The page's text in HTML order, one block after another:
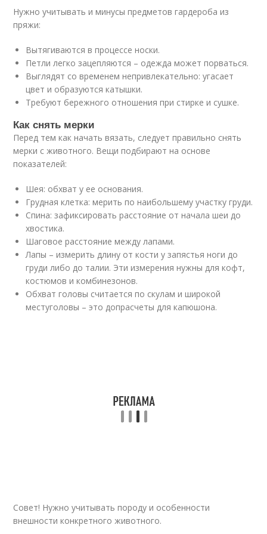
Нужно учитывать и минусы предметов гардероба из
пряжи:
Вытягиваются в процессе носки.
Петли легко зацепляются – одежда может порваться.
Выглядят со временем непривлекательно: угасает
цвет и образуются катышки.
Требуют бережного отношения при стирке и сушке.
Как снять мерки
Перед тем как начать вязать, следует правильно снять
мерки с животного. Вещи подбирают на основе
показателей:
Шея: обхват у ее основания.
Грудная клетка: мерить по наибольшему участку груди.
Спина: зафиксировать расстояние от начала шеи до
хвостика.
Шаговое расстояние между лапами.
Лапы – измерить длину от кости у запястья ноги до
груди либо до талии. Эти измерения нужны для кофт,
костюмов и комбинезонов.
Обхват головы считается по скулам и широкой
местуголовы – это допрасчеты для капюшона.
Совет! Нужно учитывать породу и особенности
внешности конкретного животного.